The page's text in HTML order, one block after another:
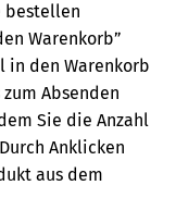
bestellen
Warenkorb”
in den Warenkorb
Absenden
Sie die Anzahl
Anklicken
aus dem